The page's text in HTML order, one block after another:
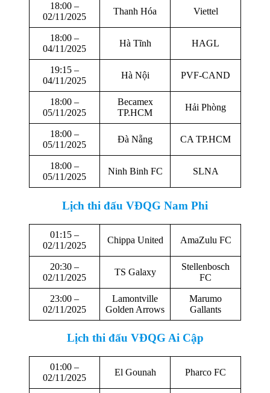
18:00 –
02/11/2025
Thanh Hóa Viettel
18:00 –
04/11/2025
Hà Tĩnh HAGL
19:15 –
04/11/2025
Hà Nội PVF-CAND
18:00 –
05/11/2025
Becamex
TP.HCM
Hải Phòng
18:00 –
05/11/2025
Đà Nẵng CA TP.HCM
18:00 –
05/11/2025
Ninh Binh FC SLNA
Lịch thi đấu VĐQG Nam Phi
01:15 –
02/11/2025
Chippa United AmaZulu FC
20:30 –
02/11/2025
TS Galaxy
Stellenbosch
FC
23:00 –
02/11/2025
Lamontville
Golden Arrows
Marumo
Gallants
Lịch thi đấu VĐQG Ai Cập
01:00 –
02/11/2025
El Gounah Pharco FC